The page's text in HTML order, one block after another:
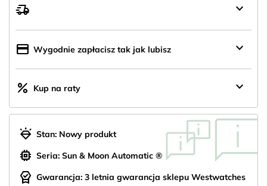
delivery_truck_speed keyboard_arrow_down
credit_card Wygodnie zapłacisz tak jak lubisz keyboard_arrow_down
percent Kup na raty keyboard_arrow_down
diamond_shine Stan: Nowy produkt
memory Seria: Sun & Moon Automatic ®
editor_choice Gwarancja: 3 letnia gwarancja sklepu Westwatches